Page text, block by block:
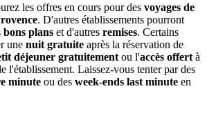
les offres en cours pour des voyages de
. D'autres établissements pourront
bons plans et d'autres remises. Certains
une nuit gratuite après la réservation de
déjeuner gratuitement ou l'accès offert à
l'établissement. Laissez-vous tenter par des
minute ou des week-ends last minute en